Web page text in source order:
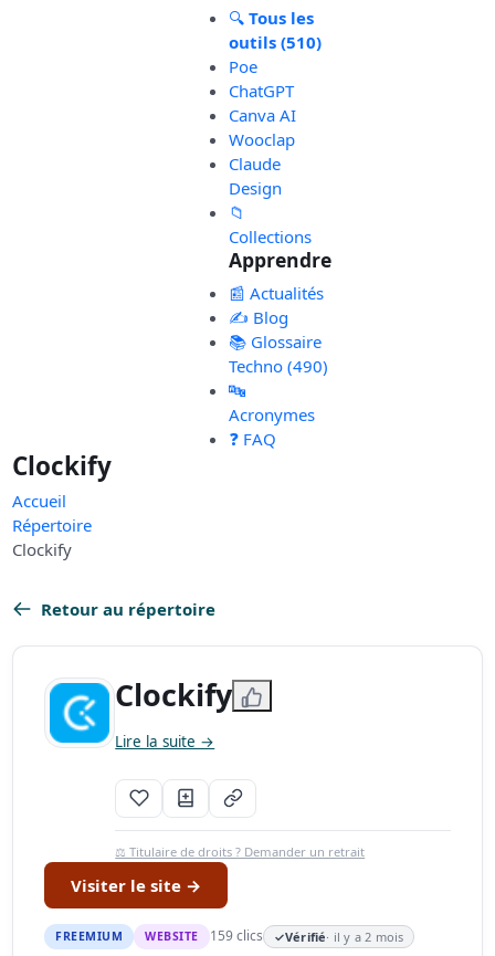
🔍 Tous les
outils (510)
Poe
ChatGPT
Canva AI
Wooclap
Claude
Design
📁
Collections
Apprendre
📰 Actualités
✍️ Blog
📚 Glossaire
Techno (490)
🔤
Acronymes
❓ FAQ
Clockify
Accueil
Répertoire
Clockify
Retour au répertoire
Clockify
Lire la suite →
⚖️ Titulaire de droits ? Demander un retrait
Visiter le site →
FREEMIUM WEBSITE 159 clics ✓Vérifié· il y a 2 mois